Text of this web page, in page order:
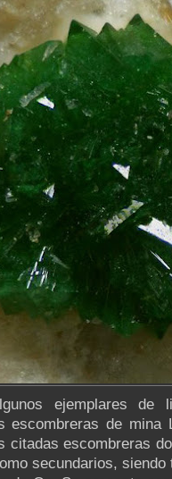
ejemplares de
escombreras de mina
citadas escombreras
secundarios,